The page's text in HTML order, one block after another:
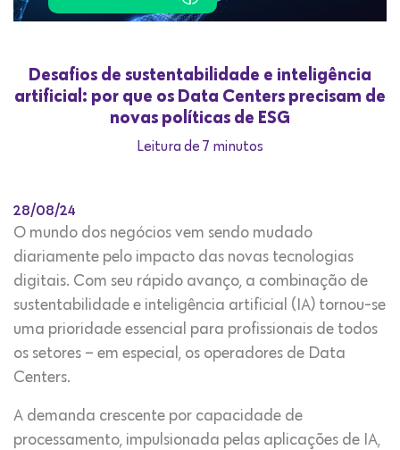
Desafios de sustentabilidade e inteligência
artificial: por que os Data Centers precisam de
novas políticas de ESG
Leitura de 7 minutos
28/08/24
O mundo dos negócios vem sendo mudado
diariamente pelo impacto das novas tecnologias
digitais. Com seu rápido avanço, a combinação de
sustentabilidade e inteligência artificial (IA) tornou-se
uma prioridade essencial para profissionais de todos
os setores – em especial, os operadores de Data
Centers.
A demanda crescente por capacidade de
processamento, impulsionada pelas aplicações de IA,